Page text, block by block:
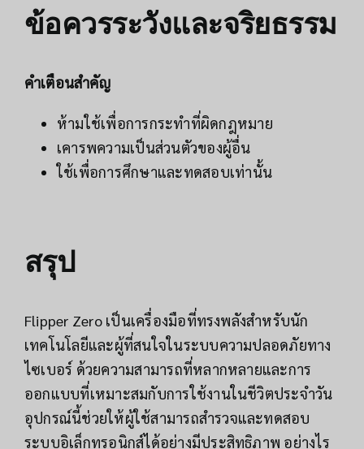
ข้อควรระวังและจริยธรรม
คำเตือนสำคัญ
ห้ามใช้เพื่อการกระทำที่ผิดกฎหมาย
เคารพความเป็นส่วนตัวของผู้อื่น
ใช้เพื่อการศึกษาและทดสอบเท่านั้น
สรุป
Flipper Zero เป็นเครื่องมือที่ทรงพลังสำหรับนัก
เทคโนโลยีและผู้ที่สนใจในระบบความปลอดภัยทาง
ไซเบอร์ ด้วยความสามารถที่หลากหลายและการ
ออกแบบที่เหมาะสมกับการใช้งานในชีวิตประจำวัน
อุปกรณ์นี้ช่วยให้ผู้ใช้สามารถสำรวจและทดสอบ
ระบบอิเล็กทรอนิกส์ได้อย่างมีประสิทธิภาพ อย่างไร